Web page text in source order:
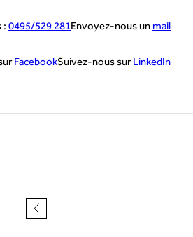
: 0495/529 281Envoyez-nous un mail
FacebookSuivez-nous surLinkedIn
de